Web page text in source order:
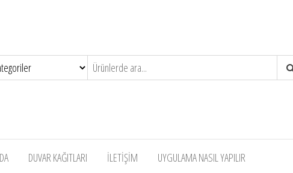
DUVAR KAĞITLARI İLETİŞİM UYGULAMA NASIL YAPILIR